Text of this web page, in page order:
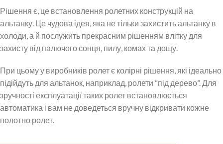
Рішення є, це встановлення ролетних конструкцій на
альтанку. Це чудова ідея, яка не тільки захистить альтанку в
холоди, а й послужить прекрасним рішенням влітку для
захисту від палючого сонця, пилу, комах та дощу.
При цьому у виробників ролет є колірні рішення, які ідеально
підійдуть для альтанок, наприклад, ролети “під дерево”. Для
зручності експлуатації таких ролет встановлюється
автоматика і вам не доведеться вручну відкривати кожне
полотно ролет.